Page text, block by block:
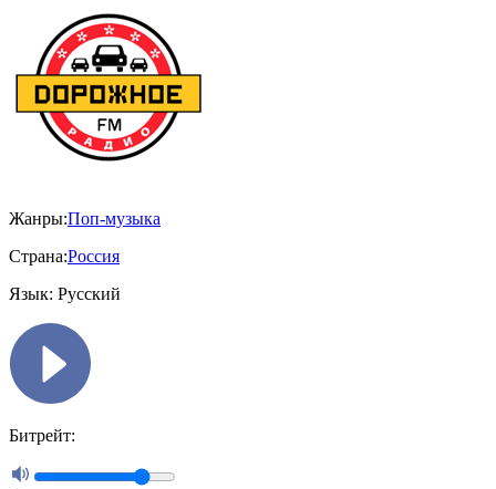
Жанры:Поп-музыка
Страна:Россия
Язык: Русский
Битрейт: